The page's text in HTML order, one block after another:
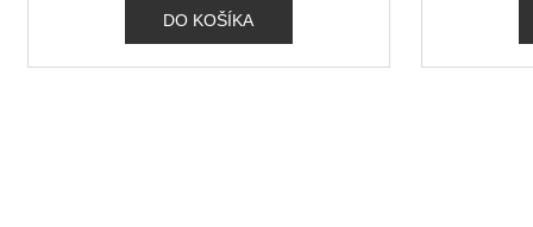
DO KOŠÍKA